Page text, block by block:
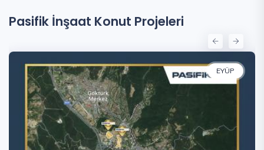
Pasifik İnşaat Konut Projeleri
EYÜP